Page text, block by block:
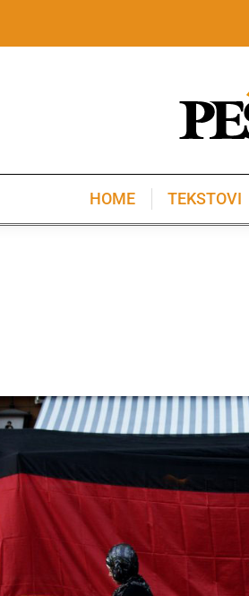
HOME TEKSTOVI